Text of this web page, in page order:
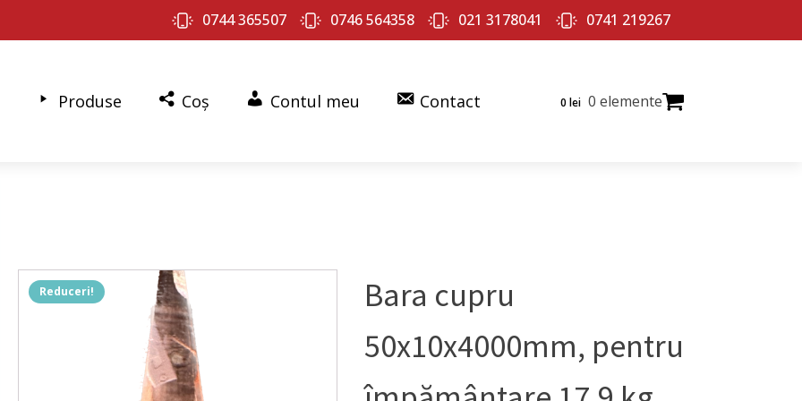
0744 365507 0746 564358 021 3178041 0741 219267
Produse Coș Contul meu Contact 0 lei 0 elemente
Reduceri!
Bara cupru
50x10x4000mm, pentru